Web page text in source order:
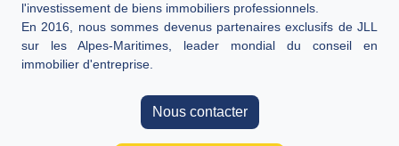
l'investissement de biens immobiliers professionnels.
En 2016, nous sommes devenus partenaires exclusifs de JLL
sur les Alpes-Maritimes, leader mondial du conseil en
immobilier d'entreprise.
Nous contacter